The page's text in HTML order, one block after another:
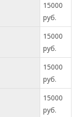
15000
руб.
15000
руб.
15000
руб.
15000
руб.